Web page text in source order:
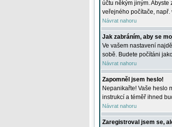
účtu někým jiným.
veřejného počítače,
Návrat nahoru
Jak zabráním, aby se
Ve vašem nastavení
sobě. Budete počítáni
Návrat nahoru
Zapomněl jsem heslo!
Nepanikařte! Vaše heslo
instrukcí a téměř ihned
Návrat nahoru
Zaregistroval jsem se,